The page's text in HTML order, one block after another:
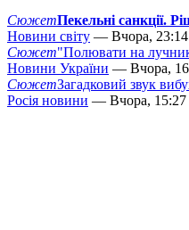
СюжетПекельні санкції.
Новини світу — Вчора, 23:14
Сюжет"Полювати на
Новини України — Вчора,
СюжетЗагадковий звук
Росія новини — Вчора, 15:27